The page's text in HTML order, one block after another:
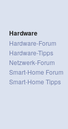
Hardware
Hardware-Forum
Hardware-Tipps
Netzwerk-Forum
Smart-Home Forum
Smart-Home Tipps